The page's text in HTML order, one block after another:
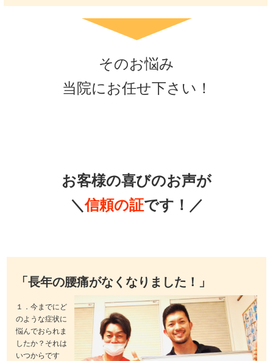
そのお悩み
当院にお任せ下さい！
お客様の喜びのお声が
＼信頼の証です！／
「長年の腰痛がなくなりました！」
１．今までにど
のような症状に
悩んでおられま
したか？それは
いつからです